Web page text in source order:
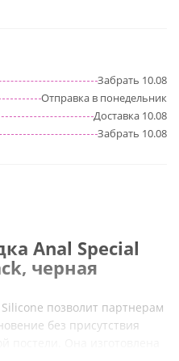
Забрать 10.08
Отправка в понедельник
Доставка 10.08
Забрать 10.08
Anal Special
черная
позволит партнерам
без присутствия